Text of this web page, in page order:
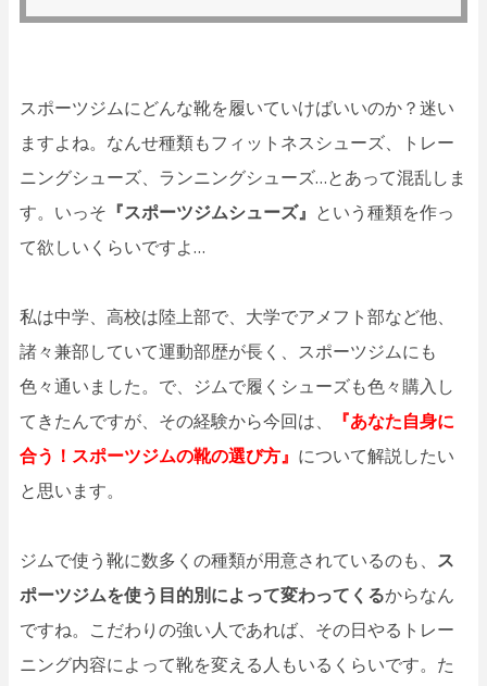
スポーツジムにどんな靴を履いていけばいいのか？迷い
ますよね。なんせ種類もフィットネスシューズ、トレー
ニングシューズ、ランニングシューズ…とあって混乱しま
す。いっそ 『スポーツジムシューズ』 という種類を作っ
て欲しいくらいですよ…
私は中学、高校は陸上部で、大学でアメフト部など他、
諸々兼部していて運動部歴が長く、スポーツジムにも
色々通いました。で、ジムで履くシューズも色々購入し
てきたんですが、その経験から今回は、
『あなた自身に
合う！スポーツジムの靴の選び方』 について解説したい
と思います。
ジムで使う靴に数多くの種類が用意されているのも、 ス
ポーツジムを使う目的別によって変わってくるからなん
ですね。こだわりの強い人であれば、その日やるトレー
ニング内容によって靴を変える人もいるくらいです。た